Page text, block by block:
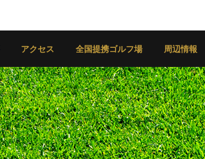
アクセス 全国提携ゴルフ場 周辺情報